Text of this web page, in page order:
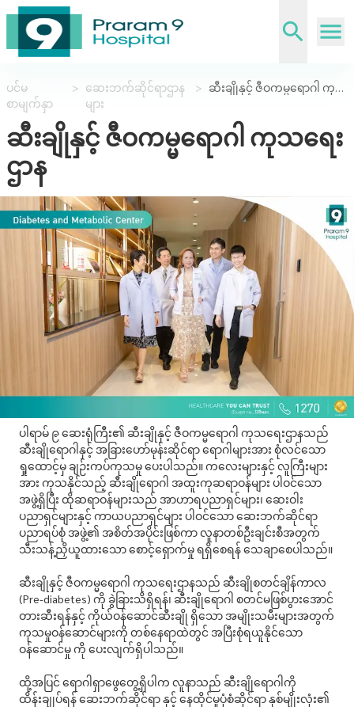
ပင်မ
စာမျက်နှာ
> ဆေးဘက်ဆိုင်ရာဌာန
များ
> ဆီးချိုနှင့် ဇီဝကမ္မရောဂါ ကုသရေးဌာန
ဆီးချိုနှင့် ဇီဝကမ္မရောဂါ ကုသရေး
ဌာန
ပါရာမ် ၉ ဆေးရုံကြီး၏ ဆီးချိုနှင့် ဇီဝကမ္မရောဂါ ကုသရေးဌာနသည်
ဆီးချိုရောဂါနှင့် အခြားဟော်မုန်းဆိုင်ရာ ရောဂါများအား စုံလင်သော
ရှုထောင့်မှ ချဉ်းကပ်ကုသမှု ပေးပါသည်။ ကလေးများနှင့် လူကြီးများ
အား ကုသနိုင်သည့် ဆီးချိုရောဂါ အထူးကုဆရာဝန်များ ပါဝင်သော
အဖွဲ့ရှိပြီး ထိုဆရာဝန်များသည် အာဟာရပညာရှင်များ၊ ဆေးဝါး
ပညာရှင်များနှင့် ကာယပညာရှင်များ ပါဝင်သော ဆေးဘက်ဆိုင်ရာ
ပညာရပ်စုံ အဖွဲ့၏ အစိတ်အပိုင်းဖြစ်ကာ လူနာတစ်ဦးချင်းစီအတွက်
သီးသန့်ညှိယူထားသော စောင့်ရှောက်မှု ရရှိစေရန် သေချာစေပါသည်။
ဆီးချိုနှင့် ဇီဝကမ္မရောဂါ ကုသရေးဌာနသည် ဆီးချိုစတင်ချိန်ကာလ
(Pre-diabetes) ကို ခွဲခြားသိရှိရန်၊ ဆီးချိုရောဂါ စတင်မဖြစ်ပွားအောင်
တားဆီးရန်နှင့် ကိုယ်ဝန်ဆောင်ဆီးချို ရှိသော အမျိုးသမီးများအတွက်
ကုသမှုဝန်ဆောင်များကို တစ်နေရာထဲတွင် အပြီးစုံရယူနိုင်သော
ဝန်ဆောင်မှု ကို ပေးလျက်ရှိပါသည်။
ထို့အပြင် ရောဂါရှာဖွေတွေ့ရှိပါက လူနာသည် ဆီးချိုရောဂါကို
ထိန်းချုပ်ရန် ဆေးဘက်ဆိုင်ရာ နှင့် နေထိုင်မှုပုံစံဆိုင်ရာ နှစ်မျိုးလုံး၏